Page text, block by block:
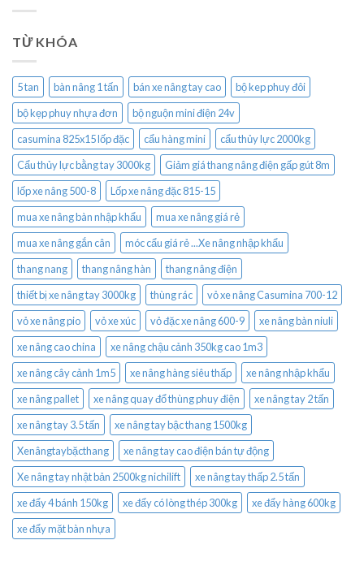
TỪ KHÓA
5 tan bàn nâng 1 tấn bán xe nâng tay cao
bộ kep phuy đôi
bộ kẹp phuy nhựa đơn
bộ nguộn mini điện 24v
casumina 825x15 lốp đặc
cẩu hàng mini
cẩu thủy lực 2000kg
Cẩu thủy lực bằng tay 3000kg
Giảm giá thang nâng điện gấp gút 8m
lốp xe nâng 500-8
Lốp xe nâng đặc 815-15
mua xe nâng bàn nhập khẩu
mua xe nâng giá rẻ
mua xe nâng gắn cân
móc cẩu giá rẻ ...Xe nâng nhập khẩu
thang nang
thang nâng hàn
thang nâng điện
thiết bị xe nâng tay 3000kg
thùng rác
vỏ xe nâng Casumina 700-12
vỏ xe nâng pio
vỏ xe xúc vỏ đặc xe nâng 600-9
xe nâng bàn niuli
xe nâng cao china
xe nâng chậu cảnh 350kg cao 1m3
xe nâng cây cảnh 1m5
xe nâng hàng siêu thấp
xe nâng nhập khẩu
xe nâng pallet
xe nâng quay đổ thùng phuy điện
xe nâng tay 2 tấn
xe nâng tay 3.5 tấn
xe nâng tay bậc thang 1500kg
Xenângtaybặcthang
xe nâng tay cao điện bán tự động
Xe nâng tay nhật bản 2500kg nichilift
xe nâng tay thấp 2.5 tấn
xe đẩy 4 bánh 150kg
xe đẩy có lòng thép 300kg
xe đẩy hàng 600kg
xe đẩy mặt bàn nhựa